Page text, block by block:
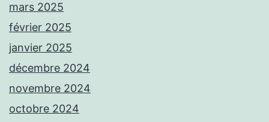
mars 2025
février 2025
janvier 2025
décembre 2024
novembre 2024
octobre 2024